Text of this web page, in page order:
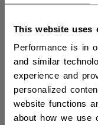
This website uses
Performance is in
and similar
experience and
personalized
website functions
about how we use
Catégorie
Bientôt